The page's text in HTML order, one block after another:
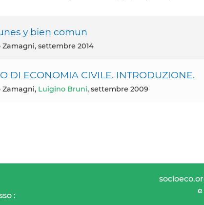
y bien comun
Zamagni, settembre 2014
DI ECONOMIA CIVILE. INTRODUZIONE.
Zamagni, Luigino Bruni, settembre 2009
: